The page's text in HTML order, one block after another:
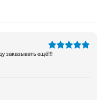
5з 5
заказывать ещё!!!